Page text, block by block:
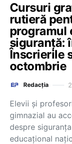
Cursuri
rutieră
programul
siguranță:
Înscrierile
octombrie
Redacția
Elevii și
gimnazial au
despre
educațional